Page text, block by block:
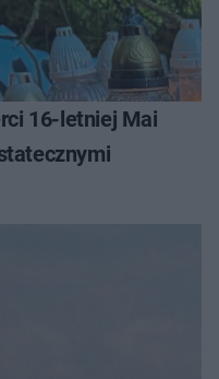
16-letniej Mai